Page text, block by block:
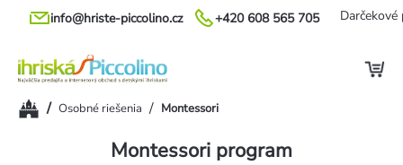
Prejsť
+420 608 565 705
info@hriste-piccolino.cz Darčekové
Domov
/ Osobné riešenia / Montessori
Montessori program